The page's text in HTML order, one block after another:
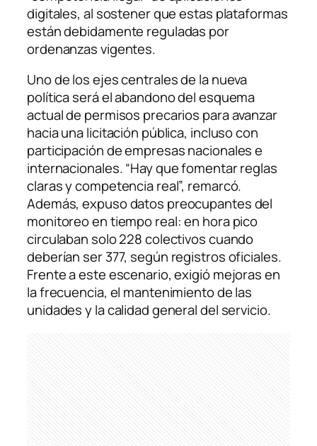
digitales, al sostener que estas plataformas
están debidamente reguladas por
ordenanzas vigentes.
Uno de los ejes centrales de la nueva
política será el abandono del esquema
actual de permisos precarios para avanzar
hacia una licitación pública, incluso con
participación de empresas nacionales e
internacionales. “Hay que fomentar reglas
claras y competencia real”, remarcó.
Además, expuso datos preocupantes del
monitoreo en tiempo real: en hora pico
circulaban solo 228 colectivos cuando
deberían ser 377, según registros oficiales.
Frente a este escenario, exigió mejoras en
la frecuencia, el mantenimiento de las
unidades y la calidad general del servicio.